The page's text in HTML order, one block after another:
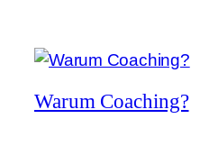
Warum Coaching?